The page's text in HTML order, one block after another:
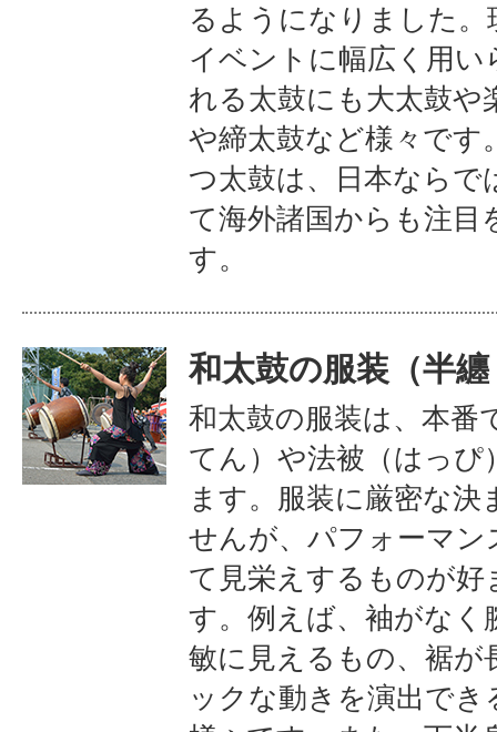
るようになりました。
イベントに幅広く用い
れる太鼓にも大太鼓や
や締太鼓など様々です
つ太鼓は、日本ならで
て海外諸国からも注目
す。
和太鼓の服装（半
和太鼓の服装は、本番
てん）や法被（はっぴ
ます。服装に厳密な決
せんが、パフォーマン
て見栄えするものが好
す。例えば、袖がなく
敏に見えるもの、裾が
ックな動きを演出でき